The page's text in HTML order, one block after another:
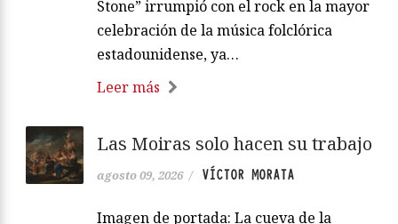
Stone” irrumpió con el rock en la mayor
celebración de la música folclórica
estadounidense, ya…
Leer más
Las Moiras solo hacen su trabajo
agosto 09, 2026 / VÍCTOR MORATA
Imagen de portada: La cueva de la